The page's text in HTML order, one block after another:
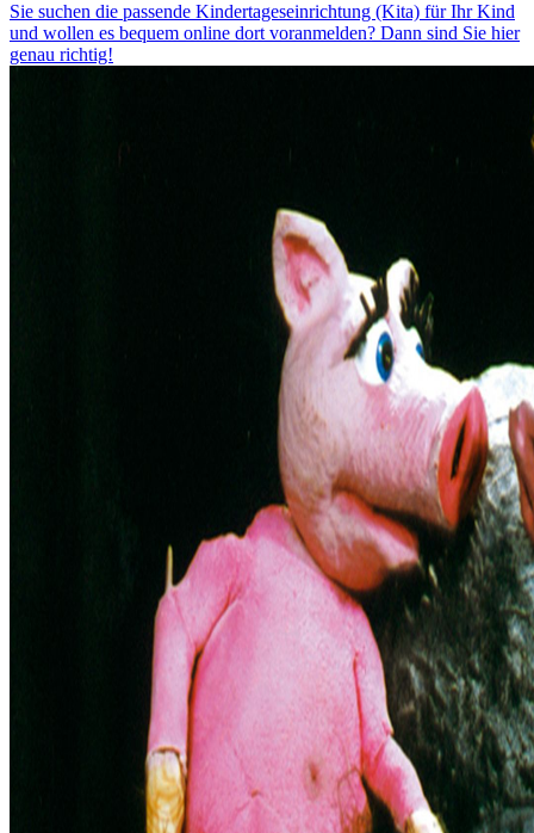
Sie suchen die passende Kindertageseinrichtung (Kita) für Ihr Kind
und wollen es bequem online dort voranmelden? Dann sind Sie hier
genau richtig!